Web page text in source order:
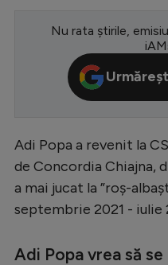
CM 2026
Premier
Serie A
Bundesliga
Ligue 1
Starurile
Nu rata știrile,
Adi Popa a revenit la
de Concordia Chiajna,
a mai jucat la ”roș-
septembrie 2021 - iulie
Adi Popa vrea să